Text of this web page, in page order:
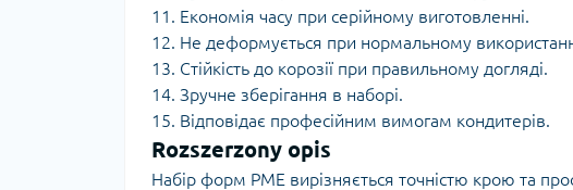
11. Економія часу при серійному виготовленні.
12. Не деформується при нормальному
13. Стійкість до корозії при правильному догляді.
14. Зручне зберігання в наборі.
15. Відповідає професійним вимогам кондитерів.
Rozszerzony opis
Набір форм PME вирізняється точністю крою та